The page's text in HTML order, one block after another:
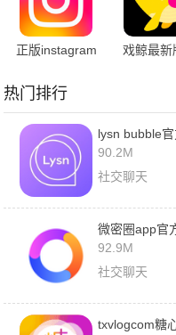
正版instagram
戏鲸最新
热门排行
lysn bubble
90.2M
社交聊天
微密圈app官
92.9M
社交聊天
txvlogcom糖